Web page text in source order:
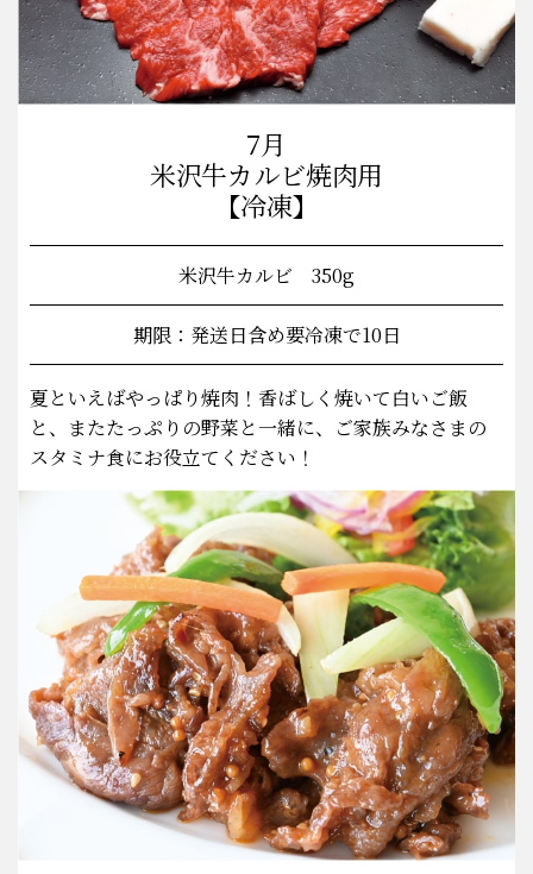
7月
米沢牛カルビ焼肉用
【冷凍】
米沢牛カルビ 350g
期限：発送日含め要冷凍で10日
夏といえばやっぱり焼肉！香ばしく焼いて白いご飯
と、またたっぷりの野菜と一緒に、ご家族みなさまの
スタミナ食にお役立てください！